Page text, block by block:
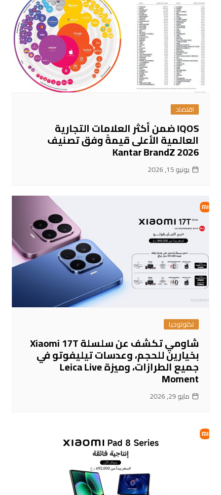
اقتصاد
IQOS ضمن أكثر العلامات التجارية
العالمية الأعلى قيمةً وفق تصنيف
Kantar BrandZ 2026
يونيو 15, 2026
تكنولوجيا
شاومي تكشف عن سلسلة Xiaomi 17T
بخيارين للحجم، وعدسات تيليفوتو في
جميع الطرازات، وميزة Leica Live
Moment
مايو 29, 2026